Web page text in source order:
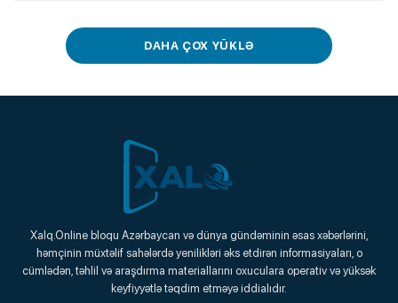
DAHA ÇOX YÜKLƏ
Xalq.Online
Onlayn Platforma
Xalq.Online bloqu Azərbaycan və dünya gündəminin əsas xəbərlərini,
həmçinin müxtəlif sahələrdə yenilikləri əks etdirən informasiyaları, o
cümlədən, təhlil və araşdırma materiallarını oxuculara operativ və yüksək
keyfiyyətlə təqdim etməyə iddialıdır.